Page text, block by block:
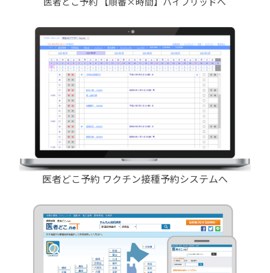
医者どこ予約 ワクチン接種予約システムへ